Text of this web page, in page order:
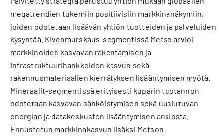
megatrendien tukemiin positiivisiin markkinanäkymiin,
joiden odotetaan lisäävän yhtiön tuotteiden ja palveluiden
kysyntää. Kivenmurskaus-segmentissä Metso arvioi
markkinoiden kasvavan rakentamisen ja
infrastruktuurihankkeiden kasvun sekä
rakennusmateriaalien kierrätyksen lisääntymisen myötä.
Mineraalit-segmentissä erityisesti kuparin tuotannon
odotetaan kasvavan sähköistymisen sekä uusiutuvan
energian ja datakeskusten lisääntymisen ansiosta.
Ennustetun markkinakasvun lisäksi Metson